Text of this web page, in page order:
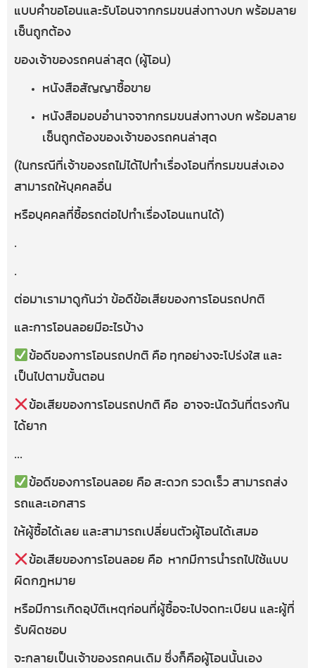
แบบคำขอโอนและรับโอนจากกรมขนส่งทางบก พร้อมลาย
เซ็นถูกต้อง
ของเจ้าของรถคนล่าสุด (ผู้โอน)
หนังสือสัญญาซื้อขาย
หนังสือมอบอำนาจจากกรมขนส่งทางบก พร้อมลาย
เซ็นถูกต้องของเจ้าของรถคนล่าสุด
(ในกรณีที่เจ้าของรถไม่ได้ไปทำเรื่องโอนที่กรมขนส่งเอง
สามารถให้บุคคลอื่น
หรือบุคคลที่ซื้อรถต่อไปทำเรื่องโอนแทนได้)
.
.
ต่อมาเรามาดูกันว่า ข้อดีข้อเสียของการโอนรถปกติ
และการโอนลอยมีอะไรบ้าง
ข้อดีของการโอนรถปกติ คือ ทุกอย่างจะโปร่งใส และ
เป็นไปตามขั้นตอน
ข้อเสียของการโอนรถปกติ คือ อาจจะนัดวันที่ตรงกัน
ได้ยาก
…
ข้อดีของการโอนลอย คือ สะดวก รวดเร็ว สามารถส่ง
รถและเอกสาร
ให้ผู้ซื้อได้เลย และสามารถเปลี่ยนตัวผู้โอนได้เสมอ
ข้อเสียของการโอนลอย คือ หากมีการนำรถไปใช้แบบ
ผิดกฎหมาย
หรือมีการเกิดอุบัติเหตุก่อนที่ผู้ซื้อจะไปจดทะเบียน และผู้ที่
รับผิดชอบ
จะกลายเป็นเจ้าของรถคนเดิม ซึ่งก็คือผู้โอนนั้นเอง